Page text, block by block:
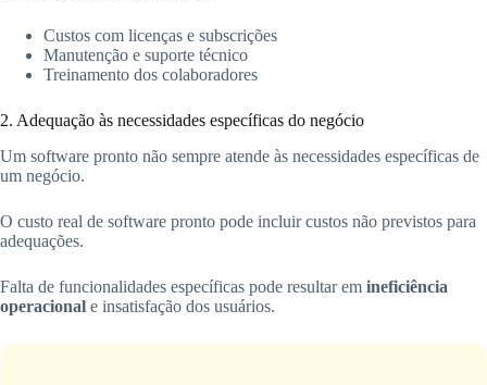
Custos com licenças e subscrições
Manutenção e suporte técnico
Treinamento dos colaboradores
2. Adequação às necessidades específicas do negócio
Um software pronto não sempre atende às necessidades específicas de
um negócio.
O custo real de software pronto pode incluir custos não previstos para
adequações.
Falta de funcionalidades específicas pode resultar em ineficiência
operacional e insatisfação dos usuários.